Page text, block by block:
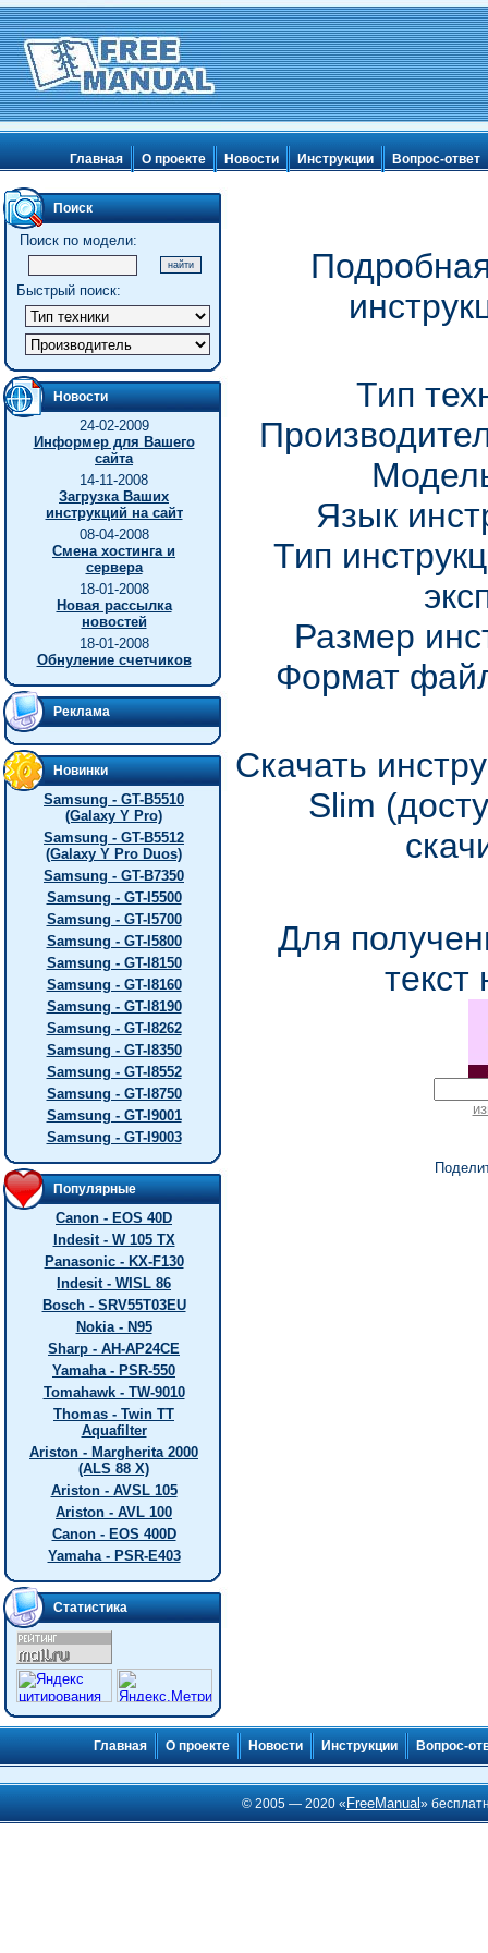
Главная О проекте Новости Инструкции Вопрос-ответ
Поиск
Поиск по модели:
Быстрый поиск:
Новости
24-02-2009
Информер для Вашего
сайта
14-11-2008
Загрузка Ваших
инструкций на сайт
08-04-2008
Смена хостинга и
сервера
18-01-2008
Новая рассылка
новостей
18-01-2008
Обнуление счетчиков
Реклама
Новинки
Samsung - GT-B5510
(Galaxy Y Pro)
Samsung - GT-B5512
(Galaxy Y Pro Duos)
Samsung - GT-B7350
Samsung - GT-I5500
Samsung - GT-I5700
Samsung - GT-I5800
Samsung - GT-I8150
Samsung - GT-I8160
Samsung - GT-I8190
Samsung - GT-I8262
Samsung - GT-I8350
Samsung - GT-I8552
Samsung - GT-I8750
Samsung - GT-I9001
Samsung - GT-I9003
Популярные
Canon - EOS 40D
Indesit - W 105 TX
Panasonic - KX-F130
Indesit - WISL 86
Bosch - SRV55T03EU
Nokia - N95
Sharp - AH-AP24CE
Yamaha - PSR-550
Tomahawk - TW-9010
Thomas - Twin TT
Aquafilter
Ariston - Margherita 2000
(ALS 88 X)
Ariston - AVSL 105
Ariston - AVL 100
Canon - EOS 400D
Yamaha - PSR-E403
Статистика
Тип
Язык
Тип
Размер
Формат
Скачать
Slim
Для
текст
Главная О проекте Новости Инструкции Вопрос-
© 2005 — 2020 « FreeManual»